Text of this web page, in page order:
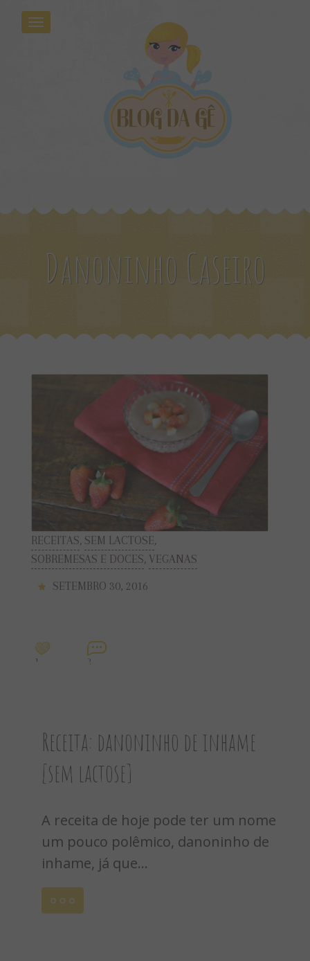
Danoninho Caseiro
RECEITAS, SEM LACTOSE,
SOBREMESAS E DOCES, VEGANAS
SETEMBRO 30, 2016
1 2
Receita: danoninho de inhame
[sem lactose]
A receita de hoje pode ter um nome
um pouco polêmico, danoninho de
inhame, já que...